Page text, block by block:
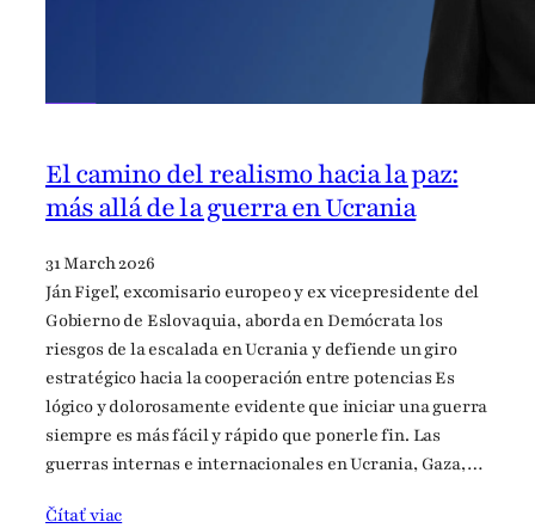
El camino del realismo hacia la paz:
más allá de la guerra en Ucrania
31 March 2026
Ján Figeľ, excomisario europeo y ex vicepresidente del
Gobierno de Eslovaquia, aborda en Demócrata los
riesgos de la escalada en Ucrania y defiende un giro
estratégico hacia la cooperación entre potencias Es
lógico y dolorosamente evidente que iniciar una guerra
siempre es más fácil y rápido que ponerle fin. Las
guerras internas e internacionales en Ucrania, Gaza,…
Čítať viac